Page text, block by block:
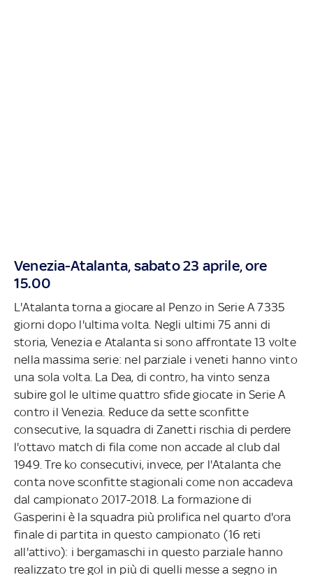
Venezia-Atalanta, sabato 23 aprile, ore
15.00
L'Atalanta torna a giocare al Penzo in Serie A 7335
giorni dopo l'ultima volta. Negli ultimi 75 anni di
storia, Venezia e Atalanta si sono affrontate 13 volte
nella massima serie: nel parziale i veneti hanno vinto
una sola volta. La Dea, di contro, ha vinto senza
subire gol le ultime quattro sfide giocate in Serie A
contro il Venezia. Reduce da sette sconfitte
consecutive, la squadra di Zanetti rischia di perdere
l'ottavo match di fila come non accade al club dal
1949. Tre ko consecutivi, invece, per l'Atalanta che
conta nove sconfitte stagionali come non accadeva
dal campionato 2017-2018. La formazione di
Gasperini è la squadra più prolifica nel quarto d'ora
finale di partita in questo campionato (16 reti
all'attivo): i bergamaschi in questo parziale hanno
realizzato tre gol in più di quelli messe a segno in